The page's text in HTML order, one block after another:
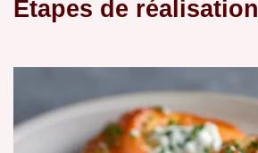
Étapes de réalisation